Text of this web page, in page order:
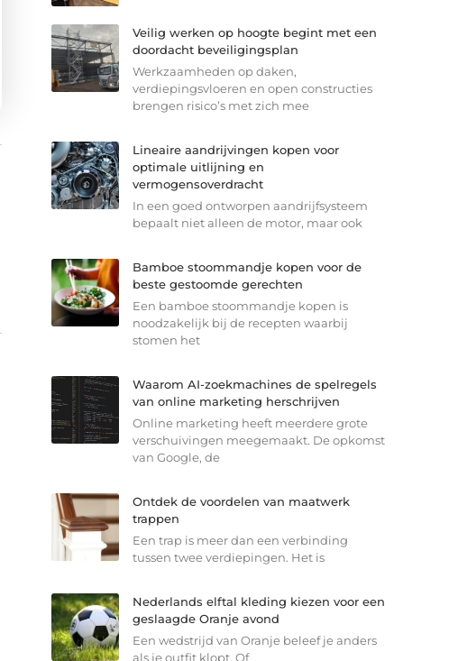
Veilig werken op hoogte begint met een
doordacht beveiligingsplan
Werkzaamheden op daken,
verdiepingsvloeren en open constructies
brengen risico’s met zich mee
Lineaire aandrijvingen kopen voor
optimale uitlijning en
vermogensoverdracht
In een goed ontworpen aandrijfsysteem
bepaalt niet alleen de motor, maar ook
Bamboe stoommandje kopen voor de
beste gestoomde gerechten
Een bamboe stoommandje kopen is
noodzakelijk bij de recepten waarbij
stomen het
Waarom AI-zoekmachines de spelregels
van online marketing herschrijven
Online marketing heeft meerdere grote
verschuivingen meegemaakt. De opkomst
van Google, de
Ontdek de voordelen van maatwerk
trappen
Een trap is meer dan een verbinding
tussen twee verdiepingen. Het is
Nederlands elftal kleding kiezen voor een
geslaagde Oranje avond
Een wedstrijd van Oranje beleef je anders
als je outfit klopt. Of